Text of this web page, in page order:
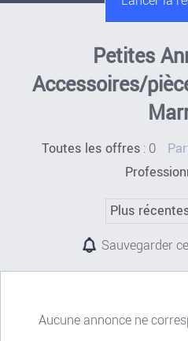
Petites
Accessoires/
Toutes les offres : 0
Sauvegarder
Aucune annonce ne